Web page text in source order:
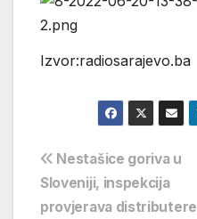
Izvor:radiosarajevo.ba
Navigacija
objava
Nestašice goriva u
Sloveniji, inspekcija
provjerava distributere